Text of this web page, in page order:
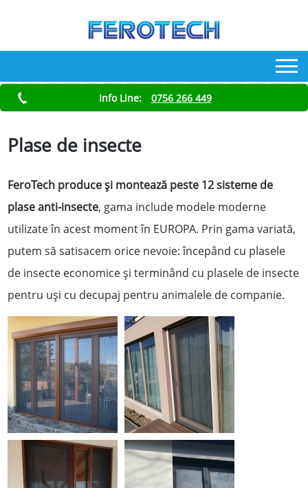
Info Line: 0756 266 449
Plase de insecte
FeroTech produce și montează peste 12 sisteme de
plase anti-insecte, gama include modele moderne
utilizate în acest moment în EUROPA. Prin gama variată,
putem să satisacem orice nevoie: începând cu plasele
de insecte economice și terminând cu plasele de insecte
pentru uși cu decupaj pentru animalele de companie.